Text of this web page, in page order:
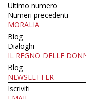
Ultimo numero
Numeri precedenti
MORALIA
Blog
Dialoghi
IL REGNO DELLE
Blog
NEWSLETTER
Iscriviti